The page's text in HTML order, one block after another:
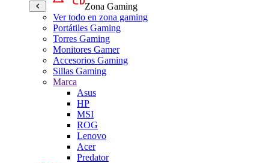
Zona Gaming
Ver todo en zona gaming
Portátiles Gaming
Torres Gaming
Monitores Gamer
Accesorios Gaming
Sillas Gaming
Marca
Asus
HP
MSI
ROG
Lenovo
Acer
Predator